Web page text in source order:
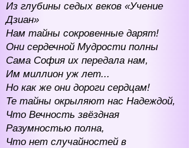
Из глубины седых веков «Учение
Дзиан»
Нам тайны сокровенные дарят!
Они сердечной Мудрости полны
Сама София их передала нам,
Им миллион уж лет...
Но как же они дороги сердцам!
Те тайны окрыляют нас Надеждой,
Что Вечность звёздная
Разумностью полна,
Что нет случайностей в